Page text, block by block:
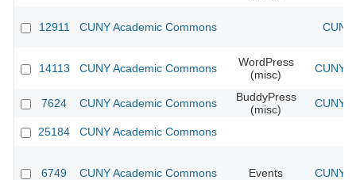
12911 CUNY Academic Commons
14113 CUNY Academic Commons
WordPress
(misc)
CUNY
7624 CUNY Academic Commons
BuddyPress
(misc)
CUNY
25184 CUNY Academic Commons
6749 CUNY Academic Commons Events CUNY